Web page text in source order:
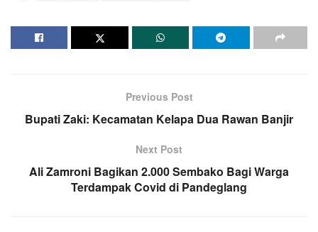
Previous Post
Bupati Zaki: Kecamatan Kelapa Dua Rawan Banjir
Next Post
Ali Zamroni Bagikan 2.000 Sembako Bagi Warga
Terdampak Covid di Pandeglang